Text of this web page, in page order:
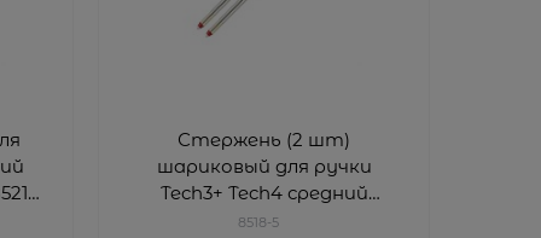
Стержень (2 шт)
шариковый для ручки
Tech3+ Tech4 средний
(красный) Кросс (Cross) 8518-
8518-5